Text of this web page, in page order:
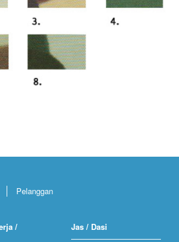
Pelanggan
/
Jas / Dasi